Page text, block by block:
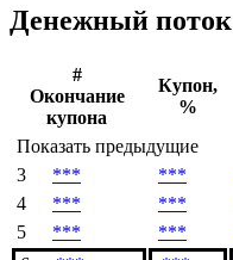
Дата погашения
Денежный поток
#
Окончание
купона
Купон,
%
Показать предыдущие